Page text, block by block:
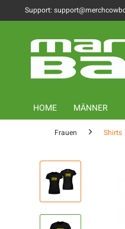
Support:
HOME MÄNNER
Frauen Shirts